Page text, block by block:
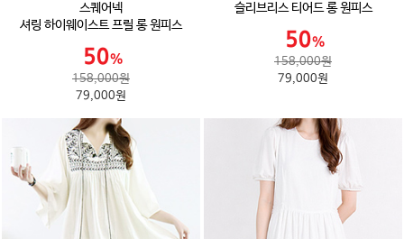
스퀘어넥
셔링 하이웨이스트 프릴 롱 원피스
158,000원
79,000원
슬리브리스 티어드 롱 원피스
158,000원
79,000원